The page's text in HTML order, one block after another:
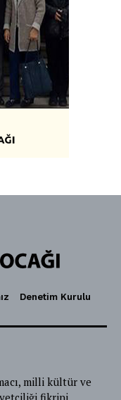
Denetim Kurulu
milli kültür ve